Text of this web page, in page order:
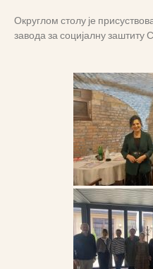
Округлом столу је
завода за социјалну